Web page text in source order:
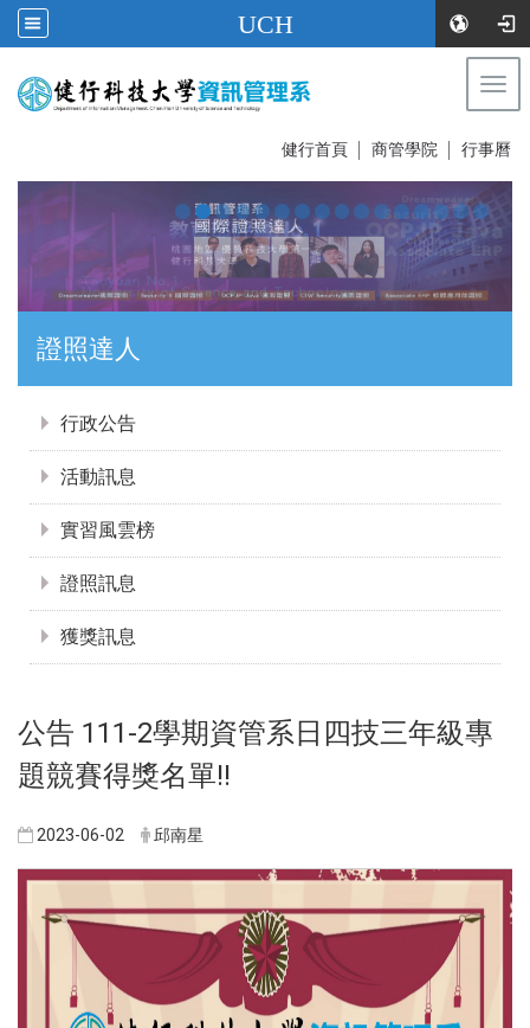
UCH
健行首頁 商管學院 行事曆
證照達人
行政公告
活動訊息
實習風雲榜
證照訊息
獲獎訊息
公告 111-2學期資管系日四技三年級專
題競賽得獎名單!!
2023-06-02 邱南星